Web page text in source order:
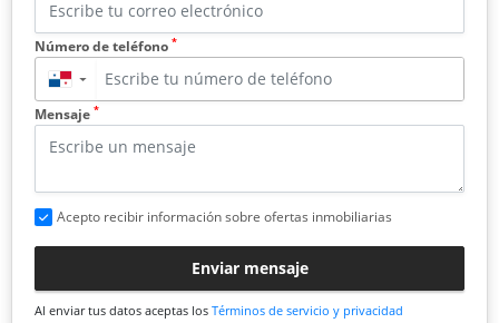
Número de teléfono *
▼
Mensaje *
Acepto recibir información sobre ofertas inmobiliarias
Enviar mensaje
Al enviar tus datos aceptas los Términos de servicio y privacidad